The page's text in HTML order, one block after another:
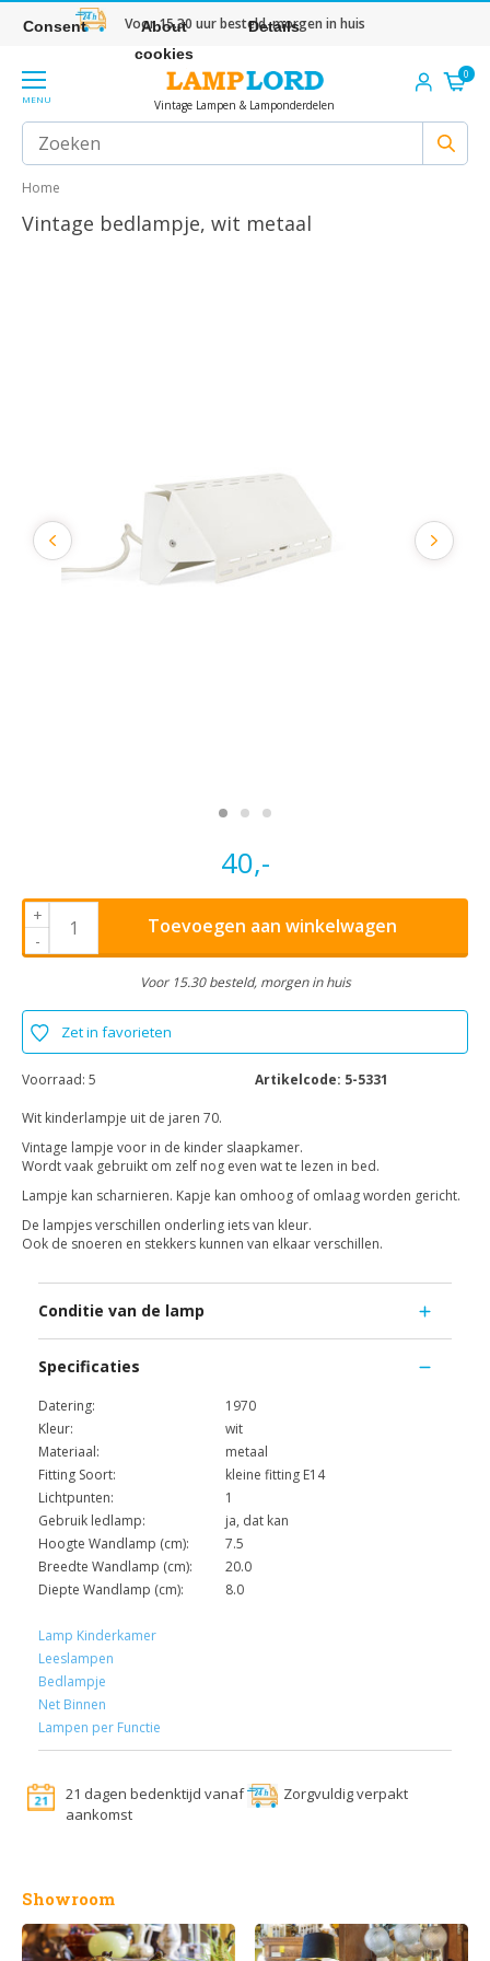
Voor 15.30 uur besteld, morgen in huis
MENU Vintage Lampen & Lamponderdelen
0
Home
Vintage bedlampje, wit metaal
40,-
+
-
Toevoegen aan winkelwagen
Voor 15.30 besteld, morgen in huis
Zet in favorieten
Voorraad: 5 Artikelcode: 5-5331
Wit kinderlampje uit de jaren 70.
Vintage lampje voor in de kinder slaapkamer.
Wordt vaak gebruikt om zelf nog even wat te lezen in bed.
Lampje kan scharnieren. Kapje kan omhoog of omlaag worden gericht.
De lampjes verschillen onderling iets van kleur.
Ook de snoeren en stekkers kunnen van elkaar verschillen.
Conditie van de lamp
Specificaties
Datering:
1970
Kleur:
wit
Materiaal:
metaal
Fitting Soort:
kleine fitting E14
Lichtpunten:
1
Gebruik ledlamp:
ja, dat kan
Hoogte Wandlamp (cm):
7.5
Breedte Wandlamp (cm):
20.0
Diepte Wandlamp (cm):
8.0
Lamp Kinderkamer
Leeslampen
Bedlampje
Net Binnen
Lampen per Functie
21 dagen bedenktijd vanaf
aankomst
Zorgvuldig verpakt
Showroom
Consent
About
cookies
Details